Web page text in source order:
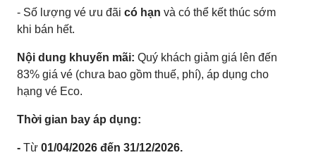
- Số lượng vé ưu đãi có hạn và có thể kết thúc sớm
khi bán hết.
Nội dung khuyến mãi: Quý khách giảm giá lên đến
83% giá vé (chưa bao gồm thuế, phí), áp dụng cho
hạng vé Eco.
Thời gian bay áp dụng:
- Từ 01/04/2026 đến 31/12/2026.